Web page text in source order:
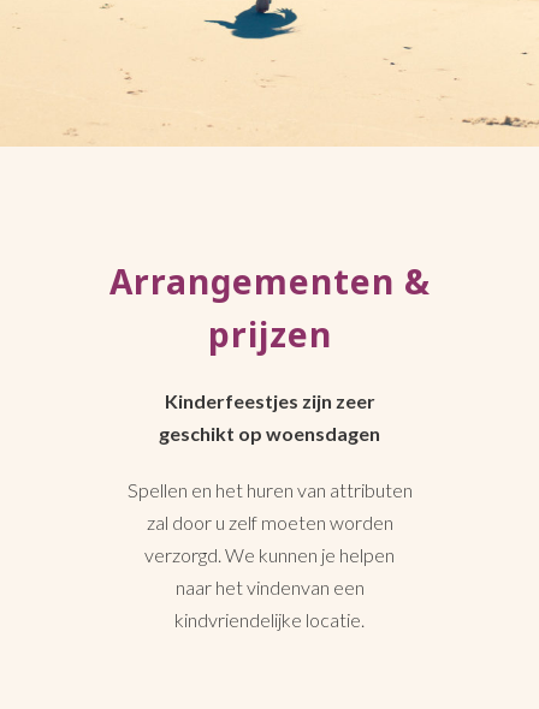
Arrangementen &
prijzen
Kinderfeestjes zijn zeer
geschikt op woensdagen
Spellen en het huren van attributen
zal door u zelf moeten worden
verzorgd. We kunnen je helpen
naar het vindenvan een
kindvriendelijke locatie.